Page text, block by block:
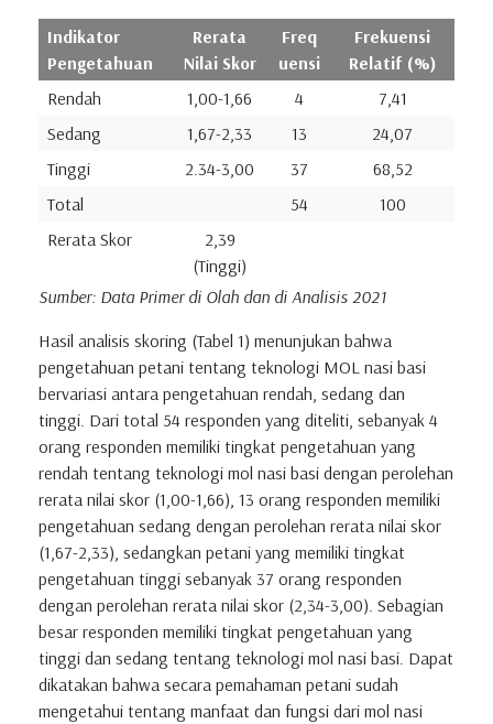
Indikator
Pengetahuan
Rerata
Nilai Skor
Freq
uensi
Frekuensi
Relatif (%)
Rendah
1,00-1,66 4
7,41
Sedang
1,67-2,33 13
24,07
Tinggi
2.34-3,00 37
68,52
Total
54
100
Rerata Skor
2,39
(Tinggi)
Sumber: Data Primer di Olah dan di Analisis 2021
Hasil analisis skoring (Tabel 1) menunjukan bahwa
pengetahuan petani tentang teknologi MOL nasi basi
bervariasi antara pengetahuan rendah, sedang dan
tinggi. Dari total 54 responden yang diteliti, sebanyak 4
orang responden memiliki tingkat pengetahuan yang
rendah tentang teknologi mol nasi basi dengan perolehan
rerata nilai skor (1,00-1,66), 13 orang responden memiliki
pengetahuan sedang dengan perolehan rerata nilai skor
(1,67-2,33), sedangkan petani yang memiliki tingkat
pengetahuan tinggi sebanyak 37 orang responden
dengan perolehan rerata nilai skor (2,34-3,00). Sebagian
besar responden memiliki tingkat pengetahuan yang
tinggi dan sedang tentang teknologi mol nasi basi. Dapat
dikatakan bahwa secara pemahaman petani sudah
mengetahui tentang manfaat dan fungsi dari mol nasi